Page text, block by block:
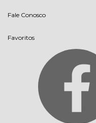
Fale Conosco
Favoritos